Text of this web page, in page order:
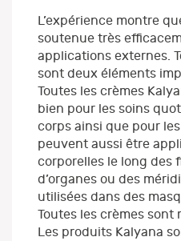
L’expérience montre
soutenue très
applications externes.
sont deux éléments
Toutes les crèmes
bien pour les soins
corps ainsi que pour
peuvent aussi être
corporelles le long des
d’organes ou des
utilisées dans des
Toutes les crèmes sont
Les produits Kalyana